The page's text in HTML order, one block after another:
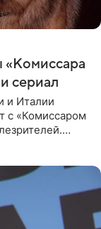
«Комиссара
сериал
и Италии
с «Комиссаром